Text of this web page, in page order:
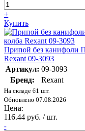
+
Купить
Припой без канифоли
Rexant 09-3093
Артикул: 09-3093
Бренд:
Rexant
На складе 61 шт.
Обновлено 07.08.2026
Цена:
116.44 руб. / шт.
-